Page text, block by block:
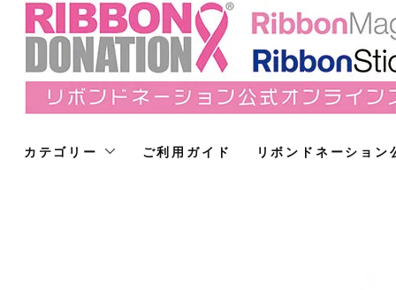
カテゴリー ご利用ガイド リボンドネーション